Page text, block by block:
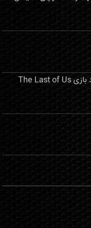
تحلیل فنی و بررسی عملکرد بازی The Last of Us